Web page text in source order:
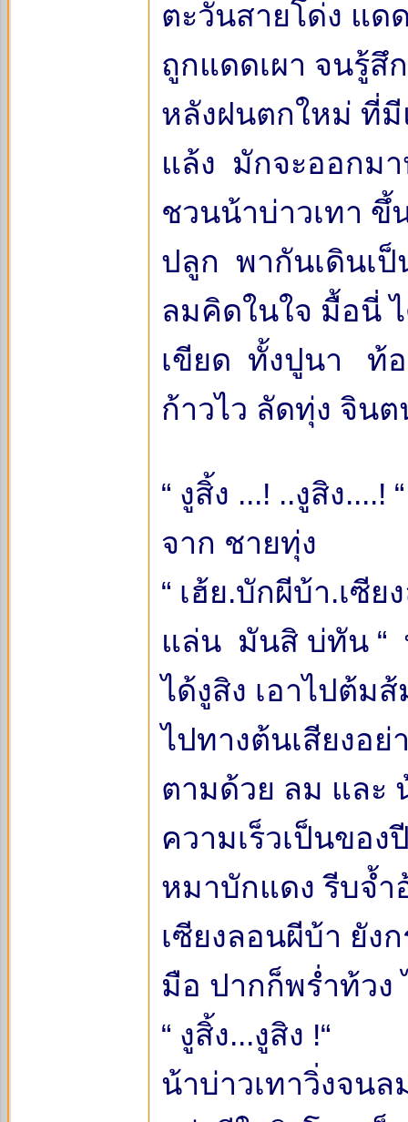
ตะวันสายโด่ง แด
ถูกแดดเผา จนรู้
หลังฝนตกใหม่ ที่
แล้ง มักจะออกม
ชวนน้าบ่าวเทา ขึ้
ปลูก พากันเดินเ
ลมคิดในใจ มื้อนี่
เขียด ทั้งปูนา ท้อ
ก้าวไว ลัดทุ่ง จิน
“ งูสิ้ง ...! ..งูสิง
จาก ชายทุ่ง
“ เฮ้ย.บักผีบ้า.เซี
แล่น มันสิ บ่ทัน “
ได้งูสิง เอาไปต้ม
ไปทางต้นเสียงอย่
ตามด้วย ลม และ
ความเร็วเป็นขอ
หมาบักแดง รีบจ้
เซียงลอนผีบ้า ยัง
มือ ปากก็พร่ำท้วง
“ งูสิ้ง...งูสิง !“
น้าบ่าวเทาวิ่งจน